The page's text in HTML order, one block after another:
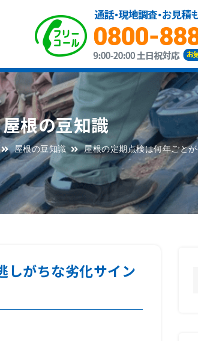
屋根の豆知識
屋根の豆知識 屋根の定期点検は何年ごと
しがちな劣化サイン